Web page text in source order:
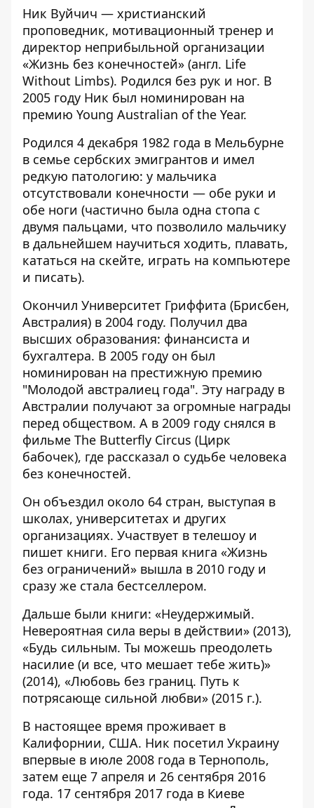
Ник Вуйчич — христианский
проповедник, мотивационный тренер и
директор неприбыльной организации
«Жизнь без конечностей» (англ. Life
Without Limbs). Родился без рук и ног. В
2005 году Ник был номинирован на
премию Young Australian of the Year.
Родился 4 декабря 1982 года в Мельбурне
в семье сербских эмигрантов и имел
редкую патологию: у мальчика
отсутствовали конечности — обе руки и
обе ноги (частично была одна стопа с
двумя пальцами, что позволило мальчику
в дальнейшем научиться ходить, плавать,
кататься на скейте, играть на компьютере
и писать).
Окончил Университет Гриффита (Брисбен,
Австралия) в 2004 году. Получил два
высших образования: финансиста и
бухгалтера. В 2005 году он был
номинирован на престижную премию
"Молодой австралиец года". Эту награду в
Австралии получают за огромные награды
перед обществом. А в 2009 году снялся в
фильме The Butterfly Circus (Цирк
бабочек), где рассказал о судьбе человека
без конечностей.
Он объездил около 64 стран, выступая в
школах, университетах и ​​других
организациях. Участвует в телешоу и
пишет книги. Его первая книга «Жизнь
без ограничений» вышла в 2010 году и
сразу же стала бестселлером.
Дальше были книги: «Неудержимый.
Невероятная сила веры в действии» (2013),
«Будь сильным. Ты можешь преодолеть
насилие (и все, что мешает тебе жить)»
(2014), «Любовь без границ. Путь к
потрясающе сильной любви» (2015 г.).
В настоящее время проживает в
Калифорнии, США. Ник посетил Украину
впервые в июле 2008 года в Тернополь,
затем еще 7 апреля и 26 сентября 2016
года. 17 сентября 2017 года в Киеве